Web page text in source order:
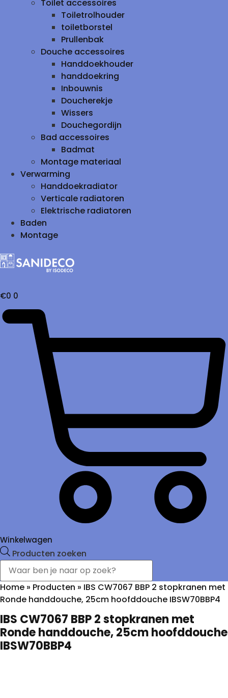
Toilet accessoires
Toiletrolhouder
toiletborstel
Prullenbak
Douche accessoires
Handdoekhouder
handdoekring
Inbouwnis
Doucherekje
Wissers
Douchegordijn
Bad accessoires
Badmat
Montage materiaal
Verwarming
Handdoekradiator
Verticale radiatoren
Elektrische radiatoren
Baden
Montage
€0 0
Winkelwagen
Producten zoeken
Home » Producten » IBS CW7067 BBP 2 stopkranen met
Ronde handdouche, 25cm hoofddouche IBSW70BBP4
IBS CW7067 BBP 2 stopkranen met
Ronde handdouche, 25cm hoofddouche
IBSW70BBP4